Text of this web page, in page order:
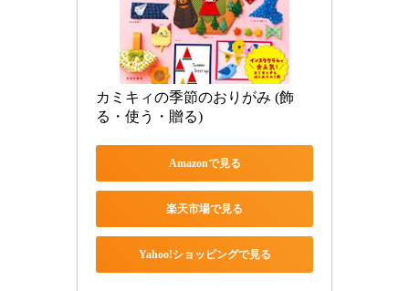
カミキィの季節のおりがみ (飾
る・使う・贈る)
Amazonで見る
楽天市場で見る
Yahoo!ショッピングで見る